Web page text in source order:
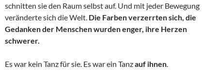
schnitten sie den Raum selbst auf. Und mit jeder Bewegung
veränderte sich die Welt. Die Farben verzerrten sich, die
Gedanken der Menschen wurden enger, ihre Herzen
schwerer.
Es war kein Tanz für sie. Es war ein Tanzauf ihnen